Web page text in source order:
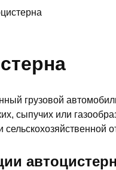
грузовой
сыпучих или